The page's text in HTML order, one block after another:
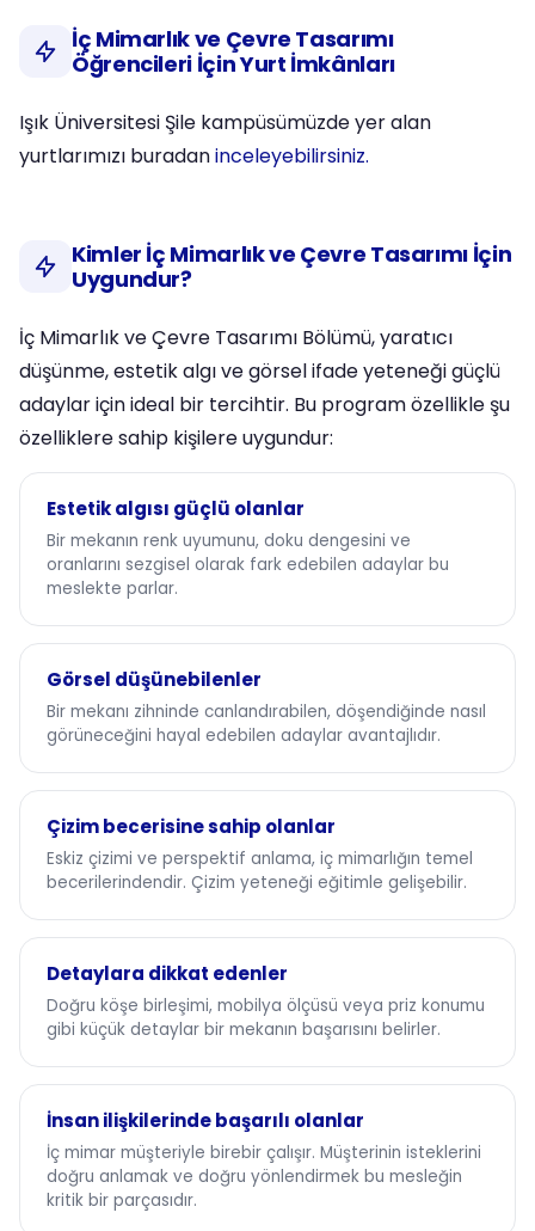
İç Mimarlık ve Çevre Tasarımı
Öğrencileri İçin Yurt İmkânları
Işık Üniversitesi Şile kampüsümüzde yer alan
yurtlarımızı buradaninceleyebilirsiniz.
Kimler İç Mimarlık ve Çevre Tasarımı İçin
Uygundur?
İç Mimarlık ve Çevre Tasarımı Bölümü, yaratıcı
düşünme, estetik algı ve görsel ifade yeteneği güçlü
adaylar için ideal bir tercihtir. Bu program özellikle şu
özelliklere sahip kişilere uygundur:
Estetik algısı güçlü olanlar
Bir mekanın renk uyumunu, doku dengesini ve
oranlarını sezgisel olarak fark edebilen adaylar bu
meslekte parlar.
Görsel düşünebilenler
Bir mekanı zihninde canlandırabilen, döşendiğinde nasıl
görüneceğini hayal edebilen adaylar avantajlıdır.
Çizim becerisine sahip olanlar
Eskiz çizimi ve perspektif anlama, iç mimarlığın temel
becerilerindendir. Çizim yeteneği eğitimle gelişebilir.
Detaylara dikkat edenler
Doğru köşe birleşimi, mobilya ölçüsü veya priz konumu
gibi küçük detaylar bir mekanın başarısını belirler.
İnsan ilişkilerinde başarılı olanlar
İç mimar müşteriyle birebir çalışır. Müşterinin isteklerini
doğru anlamak ve doğru yönlendirmek bu mesleğin
kritik bir parçasıdır.